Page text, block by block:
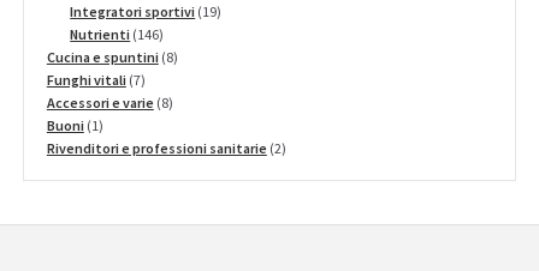
Integratori sportivi 1919
Nutrienti 146146
prodotti
Cucina e spuntini 88
Funghi vitali 77
prodotti
Accessori e varie 88
Buoni 11
prodotto
Rivenditori e professioni sanitarie 22